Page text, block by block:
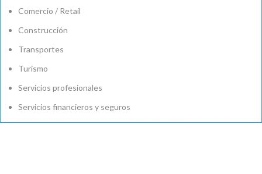
Comercio / Retail
Construcción
Transportes
Turismo
Servicios profesionales
Servicios financieros y seguros